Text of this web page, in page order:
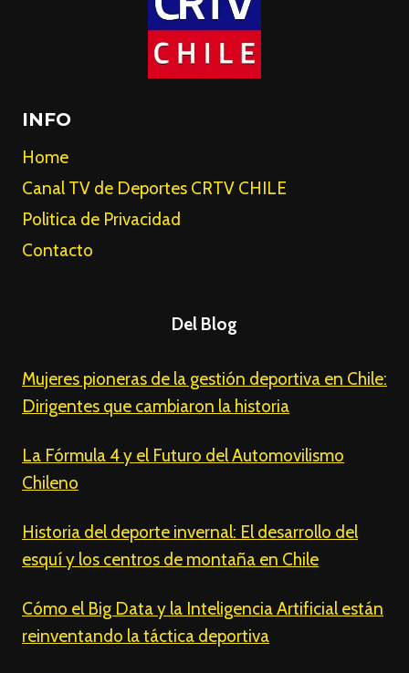
INFO
Home
Canal TV de Deportes CRTV CHILE
Politica de Privacidad
Contacto
Del Blog
Mujeres pioneras de la gestión deportiva en Chile:
Dirigentes que cambiaron la historia
La Fórmula 4 y el Futuro del Automovilismo
Chileno
Historia del deporte invernal: El desarrollo del
esquí y los centros de montaña en Chile
Cómo el Big Data y la Inteligencia Artificial están
reinventando la táctica deportiva